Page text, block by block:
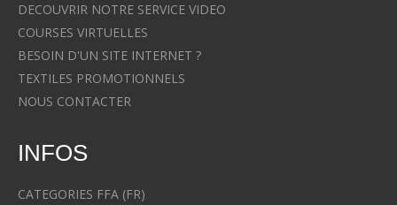
DECOUVRIR NOTRE SERVICE VIDEO
COURSES VIRTUELLES
BESOIN D'UN SITE INTERNET ?
TEXTILES PROMOTIONNELS
NOUS CONTACTER
INFOS
CATEGORIES FFA (FR)